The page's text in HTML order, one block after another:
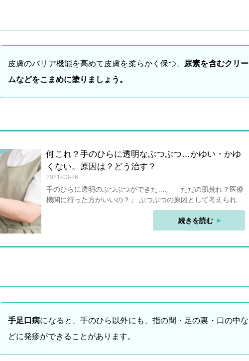
皮膚のバリア機能を高めて皮膚を柔らかく保つ、
尿素を含むクリー
ムなどをこまめに塗りましょう。
何これ？手のひらに透明なぶつぶつ…かゆい・かゆ
くない。原因は？どう治す？
2021-03-26
手のひらに透明のぶつぶつができた…。 「ただの肌荒れ？医療
機関に行った方がいいの？」 ぶつぶつの原因として考えられる
病気や、対処法について解説していきます。 そのまま放置する
と重症化する恐れもあるので、要注意です。 手のひらに透明な
ぶつぶつが…これ大丈夫？ 手のひらに透明なぶつぶつができて
ることが多いですが、ケアが間違っていると悪化することが多
処方してくれます。 手はよく使う部分なので、悪化すると快方
までに時間がかかってしまいます。 ただの肌荒れと思わずに、
の原因は？ 手のひらできる透明なぶつぶつは 汗疱（異汗性湿
続きを読む
手足口病になると、手のひら以外にも、指の間・足の裏・口の中な
どに発疹ができることがあります。